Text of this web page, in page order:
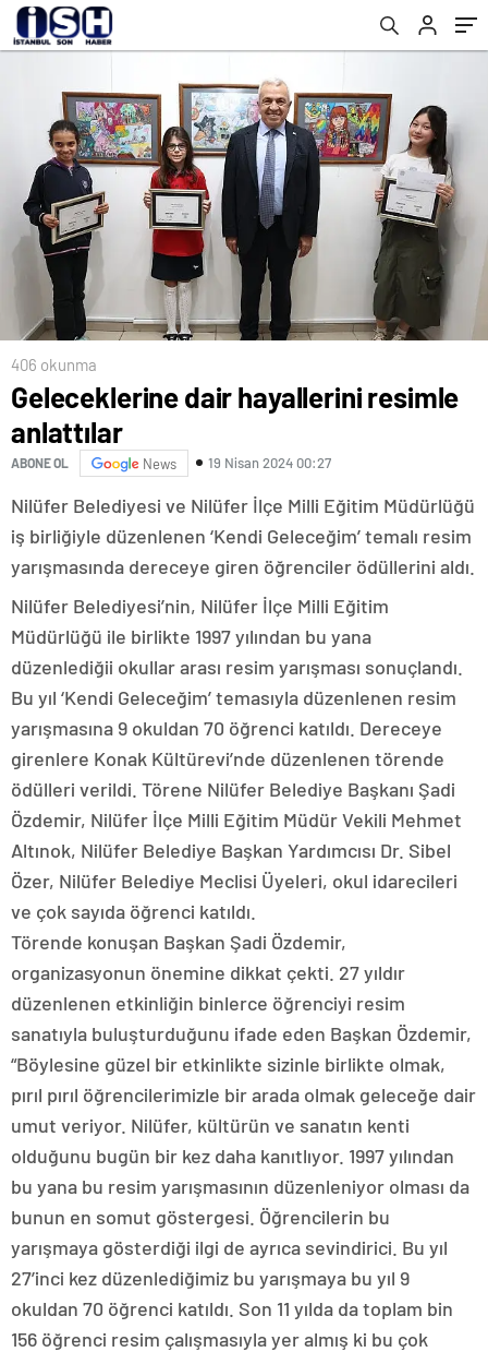
406 okunma
Geleceklerine dair hayallerini resimle
anlattılar
ABONE OL News 19 Nisan 2024 00:27
Nilüfer Belediyesi ve Nilüfer İlçe Milli Eğitim Müdürlüğü
iş birliğiyle düzenlenen ‘Kendi Geleceğim’ temalı resim
yarışmasında dereceye giren öğrenciler ödüllerini aldı.
Nilüfer Belediyesi’nin, Nilüfer İlçe Milli Eğitim
Müdürlüğü ile birlikte 1997 yılından bu yana
düzenlediğii okullar arası resim yarışması sonuçlandı.
Bu yıl ‘Kendi Geleceğim’ temasıyla düzenlenen resim
yarışmasına 9 okuldan 70 öğrenci katıldı. Dereceye
girenlere Konak Kültürevi’nde düzenlenen törende
ödülleri verildi. Törene Nilüfer Belediye Başkanı Şadi
Özdemir, Nilüfer İlçe Milli Eğitim Müdür Vekili Mehmet
Altınok, Nilüfer Belediye Başkan Yardımcısı Dr. Sibel
Özer, Nilüfer Belediye Meclisi Üyeleri, okul idarecileri
ve çok sayıda öğrenci katıldı.
Törende konuşan Başkan Şadi Özdemir,
organizasyonun önemine dikkat çekti. 27 yıldır
düzenlenen etkinliğin binlerce öğrenciyi resim
sanatıyla buluşturduğunu ifade eden Başkan Özdemir,
“Böylesine güzel bir etkinlikte sizinle birlikte olmak,
pırıl pırıl öğrencilerimizle bir arada olmak geleceğe dair
umut veriyor. Nilüfer, kültürün ve sanatın kenti
olduğunu bugün bir kez daha kanıtlıyor. 1997 yılından
bu yana bu resim yarışmasının düzenleniyor olması da
bunun en somut göstergesi. Öğrencilerin bu
yarışmaya gösterdiği ilgi de ayrıca sevindirici. Bu yıl
27’inci kez düzenlediğimiz bu yarışmaya bu yıl 9
okuldan 70 öğrenci katıldı. Son 11 yılda da toplam bin
156 öğrenci resim çalışmasıyla yer almış ki bu çok